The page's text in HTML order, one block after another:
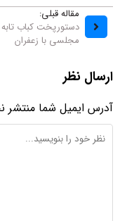
مقاله قبلی:
دستورپخت کباب
مجلسی با زعفران
ارسال نظر
آدرس ایمیل شما منتشر